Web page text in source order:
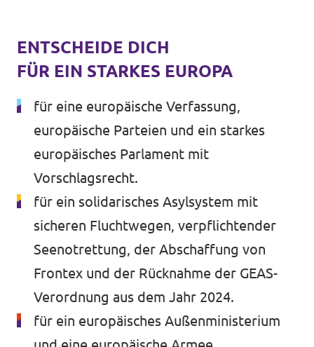
ENTSCHEIDE DICH
FÜR EIN STARKES EUROPA
für eine europäische Verfassung,
europäische Parteien und ein starkes
europäisches Parlament mit
Vorschlagsrecht.
für ein solidarisches Asylsystem mit
sicheren Fluchtwegen, verpflichtender
Seenotrettung, der Abschaffung von
Frontex und der Rücknahme der GEAS-
Verordnung aus dem Jahr 2024.
für ein europäisches Außenministerium